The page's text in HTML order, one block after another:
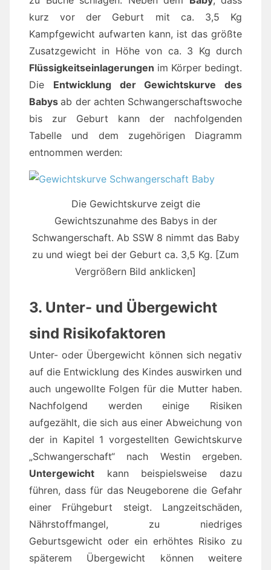
kurz vor der Geburt mit ca. 3,5 Kg
Kampfgewicht aufwarten kann, ist das größte
Zusatzgewicht in Höhe von ca. 3 Kg durch
Flüssigkeitseinlagerungen im Körper bedingt.
Die Entwicklung der Gewichtskurve des
Babysab der achten Schwangerschaftswoche
bis zur Geburt kann der nachfolgenden
Tabelle und dem zugehörigen Diagramm
entnommen werden:
Die Gewichtskurve zeigt die
Gewichtszunahme des Babys in der
Schwangerschaft. Ab SSW 8 nimmt das Baby
zu und wiegt bei der Geburt ca. 3,5 Kg. [Zum
Vergrößern Bild anklicken]
3. Unter- und Übergewicht
sind Risikofaktoren
Unter- oder Übergewicht können sich negativ
auf die Entwicklung des Kindes auswirken und
auch ungewollte Folgen für die Mutter haben.
Nachfolgend werden einige Risiken
aufgezählt, die sich aus einer Abweichung von
der in Kapitel 1 vorgestellten Gewichtskurve
„Schwangerschaft“ nach Westin ergeben.
Untergewicht kann beispielsweise dazu
führen, dass für das Neugeborene die Gefahr
einer Frühgeburt steigt. Langzeitschäden,
Nährstoffmangel, zu niedriges
Geburtsgewicht oder ein erhöhtes Risiko zu
späterem Übergewicht können weitere